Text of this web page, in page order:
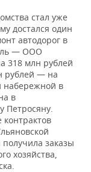
стал уже
достался один
автодорог в
— ООО
318 млн рублей
рублей — на
набережной в
в
Петросяну.
заказы
хозяйства,